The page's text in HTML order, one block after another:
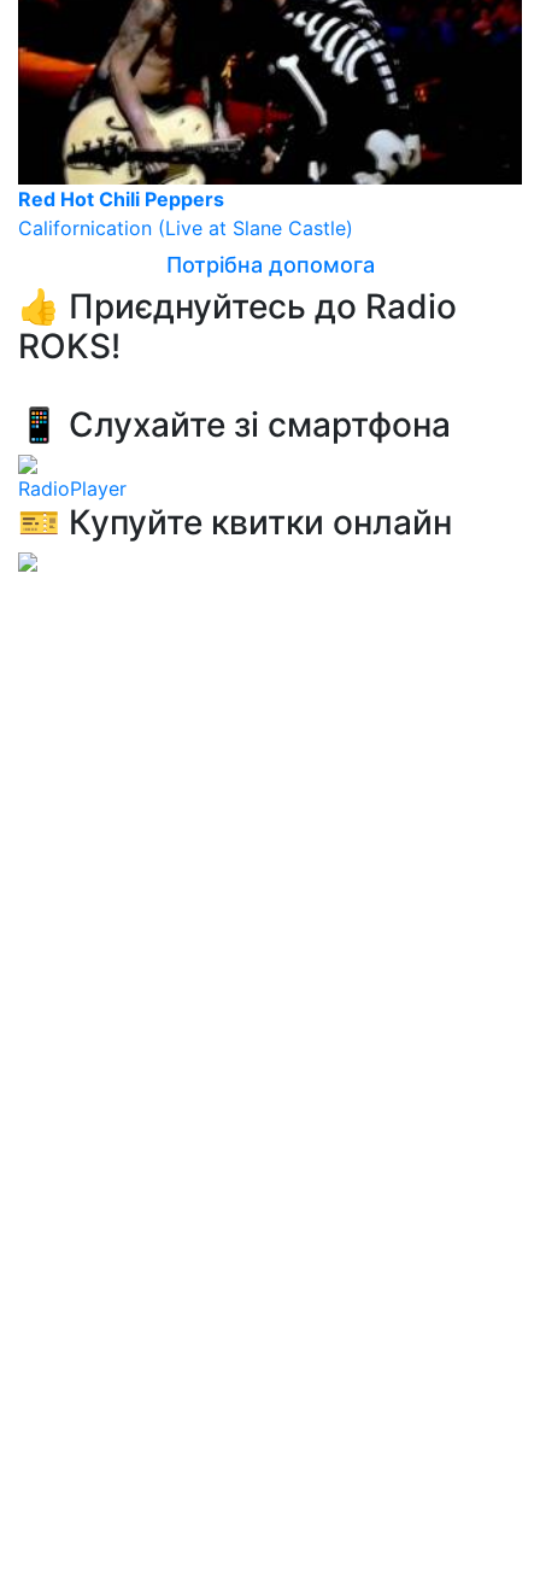
Red Hot Chili Peppers
Californication (Live at Slane Castle)
Потрібна допомога
👍 Приєднуйтесь до Radio
ROKS!
📱 Слухайте зі смартфона
RadioPlayer
🎫 Купуйте квитки онлайн